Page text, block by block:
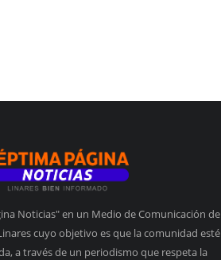
Noticias" en un Medio de Comunicación de
cuyo objetivo es que la comunidad esté
a través de un periodismo que respeta la